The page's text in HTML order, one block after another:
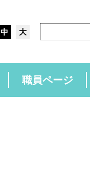
中 大
職員ページ